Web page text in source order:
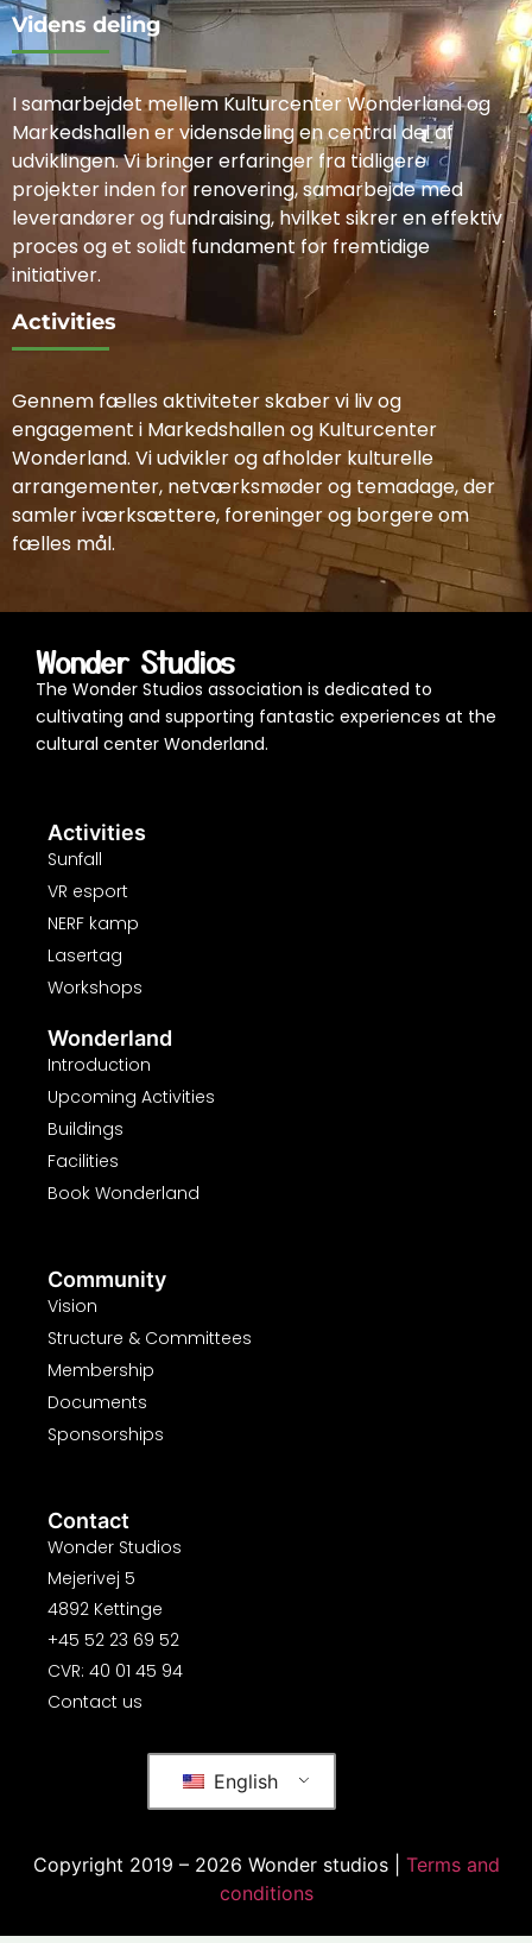
Videns deling
I samarbejdet mellem Kulturcenter Wonderland og
Markedshallen er vidensdeling en central del af
udviklingen. Vi bringer erfaringer fra tidligere
projekter inden for renovering, samarbejde med
leverandører og fundraising, hvilket sikrer en effektiv
proces og et solidt fundament for fremtidige
initiativer.
Activities
Gennem fælles aktiviteter skaber vi liv og
engagement i Markedshallen og Kulturcenter
Wonderland. Vi udvikler og afholder kulturelle
arrangementer, netværksmøder og temadage, der
samler iværksættere, foreninger og borgere om
fælles mål.
Wonder Studios
The Wonder Studios association is dedicated to
cultivating and supporting fantastic experiences at the
cultural center Wonderland.
Activities
Sunfall
VR esport
NERF kamp
Lasertag
Workshops
Wonderland
Introduction
Upcoming Activities
Buildings
Facilities
Book Wonderland
Community
Vision
Structure & Committees
Membership
Documents
Sponsorships
Contact
Wonder Studios
Mejerivej 5
4892 Kettinge
+45 52 23 69 52
CVR: 40 01 45 94
Contact us
English
Copyright 2019 – 2026 Wonder studios | Terms and
conditions